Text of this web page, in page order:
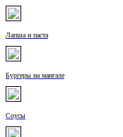
Лапша и паста
Бургеры на мангале
Соусы